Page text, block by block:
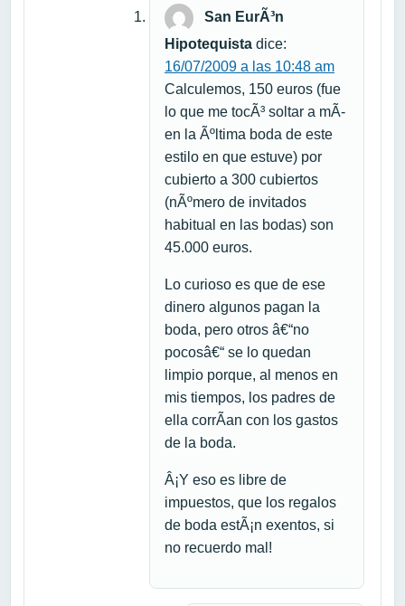
San EurÃ³n
Hipotequista dice:
16/07/2009 a las 10:48 am
Calculemos, 150 euros (fue
lo que me tocÃ³ soltar a mÃ­
en la Ãºltima boda de este
estilo en que estuve) por
cubierto a 300 cubiertos
(nÃºmero de invitados
habitual en las bodas) son
45.000 euros.
Lo curioso es que de ese
dinero algunos pagan la
boda, pero otros â€“no
pocosâ€“ se lo quedan
limpio porque, al menos en
mis tiempos, los padres de
ella corrÃ­an con los gastos
de la boda.
Â¡Y eso es libre de
impuestos, que los regalos
de boda estÃ¡n exentos, si
no recuerdo mal!